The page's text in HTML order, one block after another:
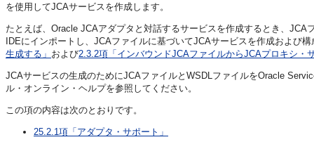
を使用してJCAサービスを作成します。
たとえば、Oracle JCAアダプタと対話するサービスを作成するとき、
IDEにインポートし、JCAファイルに基づいてJCAサービスを作成および
生成する」 および2.3.2項「インバウンドJCAファイルからJCAプロキシ・
JCAサービスの生成のためにJCAファイルとWSDLファイルをOracle
ル・オンライン・ヘルプを参照してください。
この項の内容は次のとおりです。
25.2.1項「アダプタ・サポート」